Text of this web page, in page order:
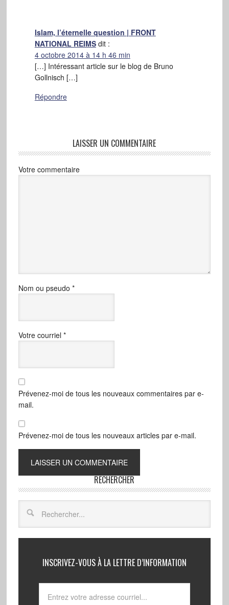
Islam, l’éternelle question | FRONT
NATIONAL REIMS dit :
4 octobre 2014 à 14 h 46 min
[…] Intéressant article sur le blog de Bruno
Gollnisch […]
Répondre
LAISSER UN COMMENTAIRE
Votre commentaire
Nom ou pseudo *
Votre courriel *
Prévenez-moi de tous les nouveaux commentaires par e-
mail.
Prévenez-moi de tous les nouveaux articles par e-mail.
RECHERCHER
INSCRIVEZ-VOUS À LA LETTRE D’INFORMATION